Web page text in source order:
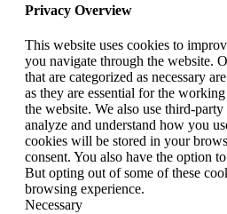
Privacy Overview
This website uses cookies to
you navigate through the website.
that are categorized as necessary
as they are essential for the
the website. We also use third-
analyze and understand how you
cookies will be stored in your
consent. You also have the option
But opting out of some of these
browsing experience.
Necessary